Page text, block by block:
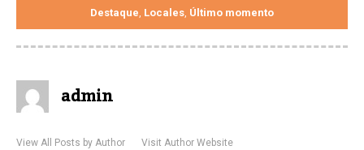
Destaque, Locales, Último momento
admin
View All Posts by Author Visit Author Website